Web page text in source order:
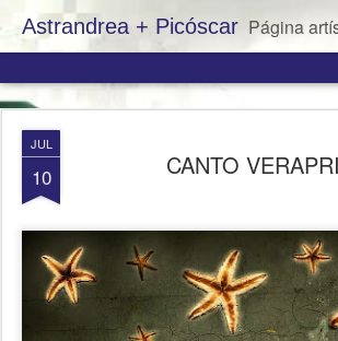
Astrandrea + Picóscar Página artística de pareja:
JUL
10 CANTO